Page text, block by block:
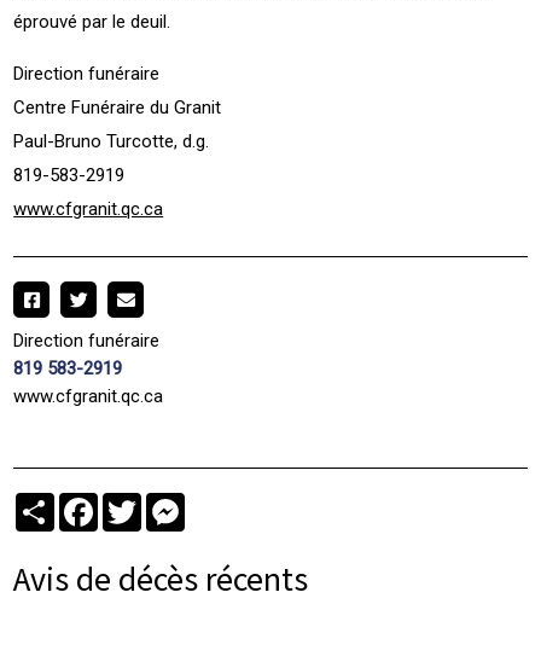
éprouvé par le deuil.
Direction funéraire
Centre Funéraire du Granit
Paul-Bruno Turcotte, d.g.
819-583-2919
www.cfgranit.qc.ca
Direction funéraire
819 583-2919
www.cfgranit.qc.ca
PartagerFacebook
Twitter
Avis de décès récents